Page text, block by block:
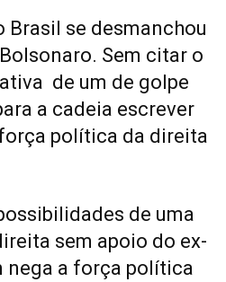
Brasil se desmanchou
Sem citar o
de um de golpe
a cadeia escrever
política da direita
de uma
sem apoio do ex-
nega a força política